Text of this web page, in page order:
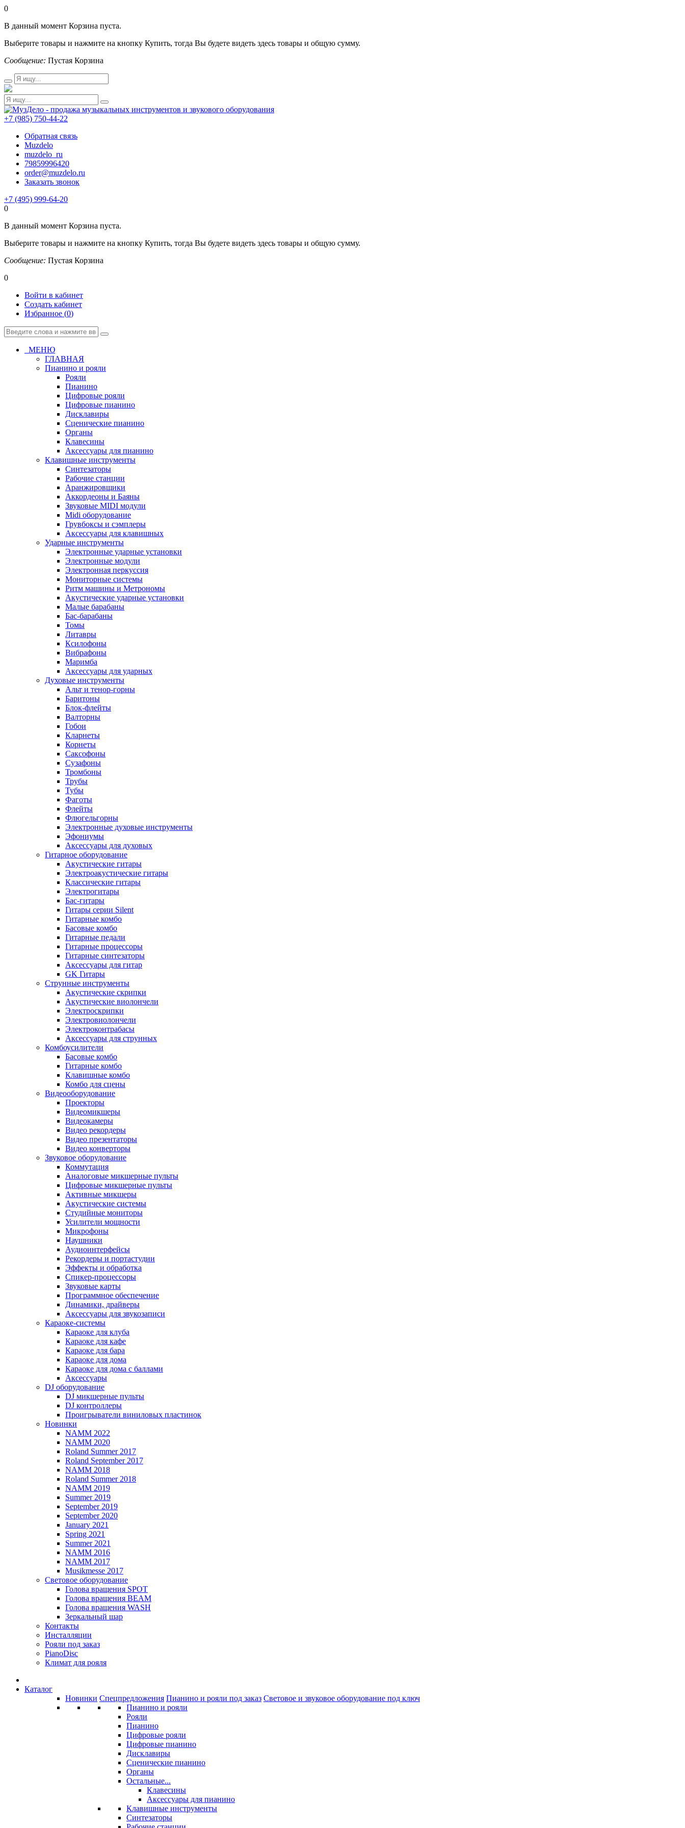
0
В данный момент Корзина пуста.
Выберите товары и нажмите на кнопку Купить, тогда Вы будете видеть здесь товары и общую сумму.
Сообщение: Пустая Корзина
+7 (985) 750-44-22
Обратная связь
Muzdelo
muzdelo_ru
79859996420
order@muzdelo.ru
Заказать звонок
+7 (495) 999-64-20
0
В данный момент Корзина пуста.
Выберите товары и нажмите на кнопку Купить, тогда Вы будете видеть здесь товары и общую сумму.
Сообщение: Пустая Корзина
0
Войти в кабинет
Создать кабинет
Избранное (0)
МЕНЮ
ГЛАВНАЯ
Пианино и рояли
Рояли
Пианино
Цифровые рояли
Цифровые пианино
Дисклавиры
Сценические пианино
Органы
Клавесины
Аксессуары для пианино
Клавишные инструменты
Синтезаторы
Рабочие станции
Аранжировщики
Аккордеоны и Баяны
Звуковые MIDI модули
Midi оборудование
Грувбоксы и сэмплеры
Аксессуары для клавишных
Ударные инструменты
Электронные ударные установки
Электронные модули
Электронная перкуссия
Мониторные системы
Ритм машины и Метрономы
Акустические ударные установки
Малые барабаны
Бас-барабаны
Томы
Литавры
Ксилофоны
Вибрафоны
Маримба
Аксессуары для ударных
Духовые инструменты
Альт и тенор-горны
Баритоны
Блок-флейты
Валторны
Гобои
Кларнеты
Корнеты
Саксофоны
Сузафоны
Тромбоны
Трубы
Тубы
Фаготы
Флейты
Флюгельгорны
Электронные духовые инструменты
Эфониумы
Аксессуары для духовых
Гитарное оборудование
Акустические гитары
Электроакустические гитары
Классические гитары
Электрогитары
Бас-гитары
Гитары серии Silent
Гитарные комбо
Басовые комбо
Гитарные педали
Гитарные процессоры
Гитарные синтезаторы
Аксессуары для гитар
GK Гитары
Струнные инструменты
Акустические скрипки
Акустические виолончели
Электроскрипки
Электровиолончели
Электроконтрабасы
Аксессуары для струнных
Комбоусилители
Басовые комбо
Гитарные комбо
Клавишные комбо
Комбо для сцены
Видеооборудование
Проекторы
Видеомикшеры
Видеокамеры
Видео рекордеры
Видео презентаторы
Видео конверторы
Звуковое оборудование
Коммутация
Аналоговые микшерные пульты
Цифровые микшерные пульты
Активные микшеры
Акустические системы
Студийные мониторы
Усилители мощности
Микрофоны
Наушники
Аудиоинтерфейсы
Рекордеры и портастудии
Эффекты и обработка
Спикер-процессоры
Звуковые карты
Программное обеспечение
Динамики, драйверы
Аксессуары для звукозаписи
Караоке-системы
Караоке для клуба
Караоке для кафе
Караоке для бара
Караоке для дома
Караоке для дома с баллами
Аксессуары
DJ оборудование
DJ микшерные пульты
DJ контроллеры
Проигрыватели виниловых пластинок
Новинки
NAMM 2022
NAMM 2020
Roland Summer 2017
Roland September 2017
NAMM 2018
Roland Summer 2018
NAMM 2019
Summer 2019
September 2019
September 2020
January 2021
Spring 2021
Summer 2021
NAMM 2016
NAMM 2017
Musikmesse 2017
Световое оборудование
Голова вращения SPOT
Голова вращения BEAM
Голова вращения WASH
Зеркальный шар
Контакты
Инсталляции
Рояли под заказ
PianoDisc
Климат для рояля
Каталог
Новинки Спецпредложения Пианино и рояли под заказ Световое и звуковое оборудование под ключ
Пианино и рояли
Рояли
Пианино
Цифровые рояли
Цифровые пианино
Дисклавиры
Сценические пианино
Органы
Остальные...
Клавесины
Аксессуары для пианино
Клавишные инструменты
Синтезаторы